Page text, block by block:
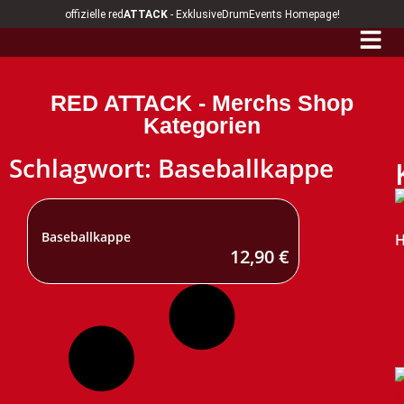
offizielle redATTACK- ExklusiveDrumEvents Homepage!
RED ATTACK - Merchs Shop
Kategorien
Schlagwort: Baseballkappe
Baseballkappe
12,90€